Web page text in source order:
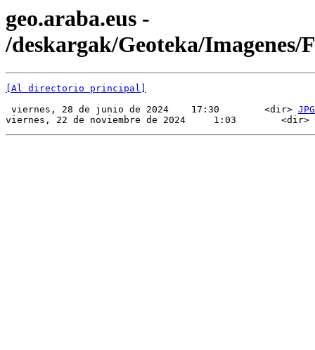
geo.araba.eus -
/deskargak/Geoteka/Imagenes/
[Al directorio principal]
viernes, 28 de junio de 2024    17:30        <dir> JPG
viernes, 22 de noviembre de 2024     1:03        <dir>